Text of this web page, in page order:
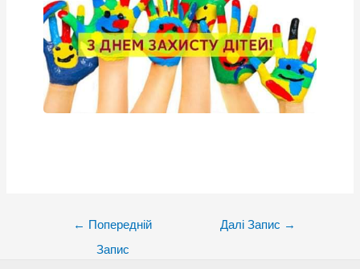
← Попередній
Запис
Далі Запис →